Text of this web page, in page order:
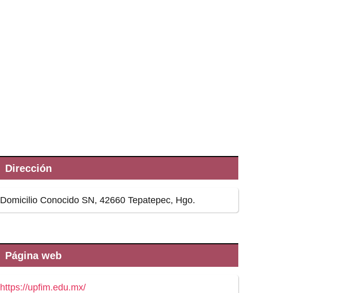
Dirección
Domicilio Conocido SN, 42660 Tepatepec, Hgo.
Página web
https://upfim.edu.mx/